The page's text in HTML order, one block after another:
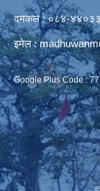
दमकल : ०८४-
इमेल :
Google Plus Code :